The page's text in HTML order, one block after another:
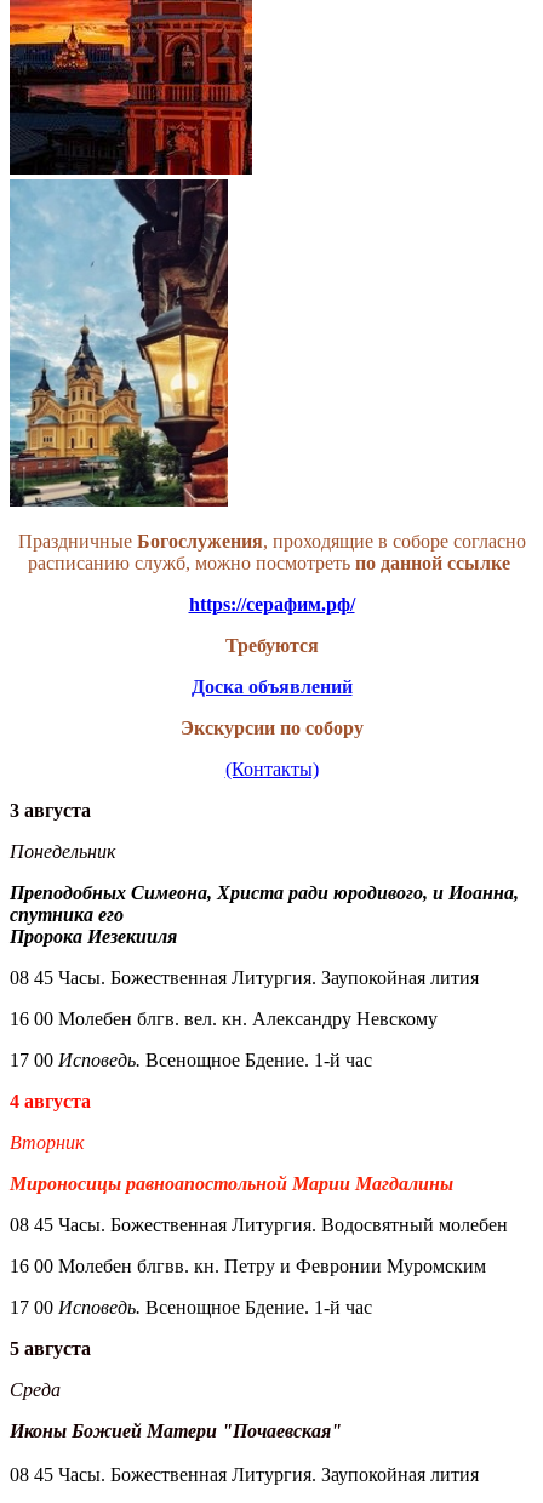
ПраздничныеБогослужения, проходящие в соборе согласно
расписанию служб, можно посмотреть по данной ссылке
https://серафим.рф/
Требуются
Доска объявлений
Экскурсии по собору
(Контакты)
3 августа
Понедельник
Преподобных Симеона, Христа ради юродивого, и Иоанна,
спутника его
Пророка Иезекииля
08 45 Часы. Божественная Литургия. Заупокойная лития
16 00 Молебен блгв. вел. кн. Александру Невскому
17 00 Исповедь. Всенощное Бдение. 1-й час
4 августа
Вторник
Мироносицы равноапостольной Марии Магдалины
08 45 Часы. Божественная Литургия. Водосвятный молебен
16 00 Молебен блгвв. кн. Петру и Февронии Муромским
17 00 Исповедь. Всенощное Бдение. 1-й час
5 августа
Среда
Иконы Божией Матери "Почаевская"
08 45 Часы. Божественная Литургия. Заупокойная лития